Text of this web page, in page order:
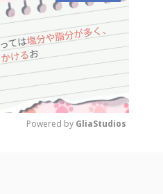
Powered by GliaStudios